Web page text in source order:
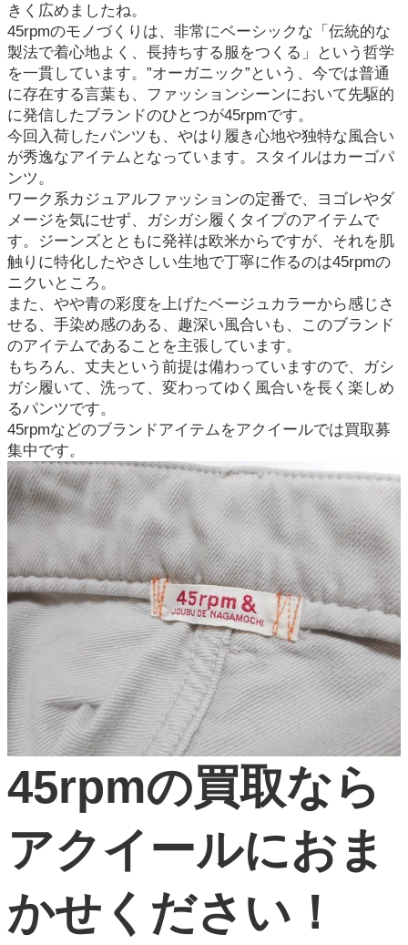
きく広めましたね。
45rpmのモノづくりは、非常にベーシックな「伝統的な
製法で着心地よく、長持ちする服をつくる」という哲学
を一貫しています。”オーガニック”という、今では普通
に存在する言葉も、ファッションシーンにおいて先駆的
に発信したブランドのひとつが45rpmです。
今回入荷したパンツも、やはり履き心地や独特な風合い
が秀逸なアイテムとなっています。スタイルはカーゴパ
ンツ。
ワーク系カジュアルファッションの定番で、ヨゴレやダ
メージを気にせず、ガシガシ履くタイプのアイテムで
す。ジーンズとともに発祥は欧米からですが、それを肌
触りに特化したやさしい生地で丁寧に作るのは45rpmの
ニクいところ。
また、やや青の彩度を上げたベージュカラーから感じさ
せる、手染め感のある、趣深い風合いも、このブランド
のアイテムであることを主張しています。
もちろん、丈夫という前提は備わっていますので、ガシ
ガシ履いて、洗って、変わってゆく風合いを長く楽しめ
るパンツです。
45rpmなどのブランドアイテムをアクイールでは買取募
集中です。
45rpmの買取なら
アクイールにおま
かせください！